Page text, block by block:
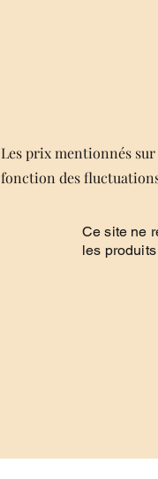
Les prix mentionnés
fonction des
Ce site ne
les